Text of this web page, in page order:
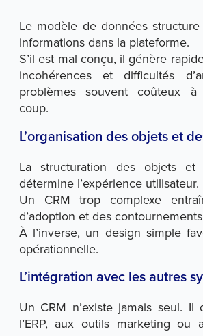
Le modèle de données structure
informations dans la plateforme.
S’il est mal conçu, il génère
incohérences et difficultés
problèmes souvent coûteux
coup.
L’organisation des objets et
La structuration des objets et
détermine l’expérience utilisateur.
Un CRM trop complexe
d’adoption et des
À l’inverse, un design simple
opérationnelle.
L’intégration avec les autres
Un CRM n’existe jamais seul. Il
l’ERP, aux outils marketing ou